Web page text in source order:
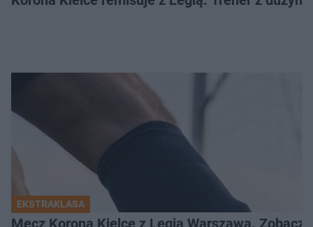
EKSTRAKLASA
Mecz Korona Kielce z Legią Warszawa. Zobacz